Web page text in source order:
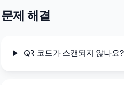
문제 해결
QR 코드가 스캔되지 않나요?